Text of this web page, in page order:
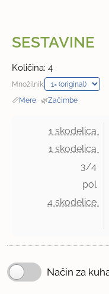
SESTAVINE
Količina: 4
Množilnik:
📏Mere · 🌿Začimbe
1 skodelica
1 skodelica
3/4
pol
4 skodelice
Način za